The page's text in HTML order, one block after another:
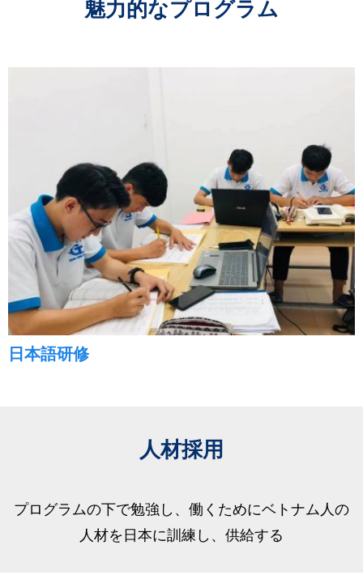
魅力的なプログラム
日本語研修
人材採用
プログラムの下で勉強し、働くためにベトナム人の
人材を日本に訓練し、供給する